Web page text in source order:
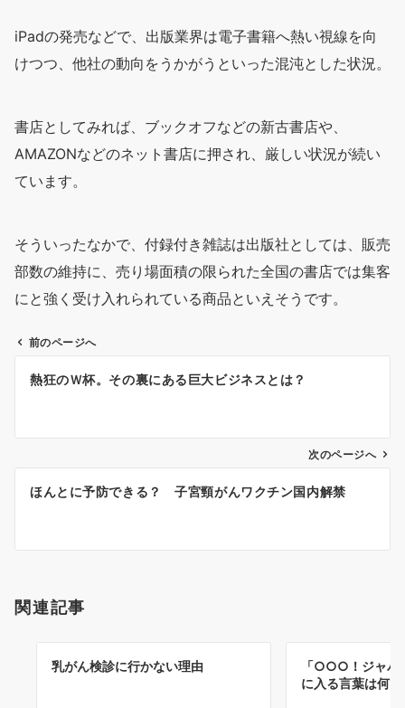
iPadの発売などで、出版業界は電子書籍へ熱い視線を向
けつつ、他社の動向をうかがうといった混沌とした状況。
書店としてみれば、ブックオフなどの新古書店や、
AMAZONなどのネット書店に押され、厳しい状況が続い
ています。
そういったなかで、付録付き雑誌は出版社としては、販売
部数の維持に、売り場面積の限られた全国の書店では集客
にと強く受け入れられている商品といえそうです。
ビ
ン
前のページへ
熱狂のＷ杯。その裏にある巨大ビジネスとは？
次のページへ
ほんとに予防できる？ 子宮頸がんワクチン国内解禁
関連記事
乳がん検診に行かない理由
「○○○！ジャパ
に入る言葉は何